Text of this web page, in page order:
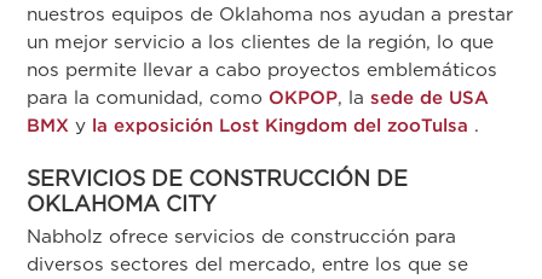
nuestros equipos de Oklahoma nos ayudan a prestar
un mejor servicio a los clientes de la región, lo que
nos permite llevar a cabo proyectos emblemáticos
para la comunidad, como OKPOP, la sede de USA
BMX y la exposición Lost Kingdom del zooTulsa .
SERVICIOS DE CONSTRUCCIÓN DE
OKLAHOMA CITY
Nabholz ofrece servicios de construcción para
diversos sectores del mercado, entre los que se